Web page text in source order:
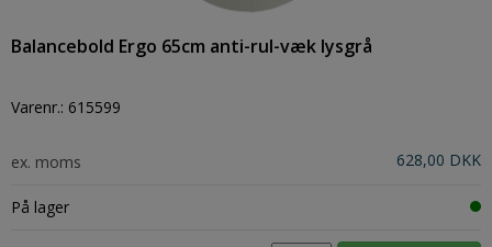
Balancebold Ergo 65cm anti-rul-væk lysgrå
Varenr.: 615599
ex. moms 628,00 DKK
På lager